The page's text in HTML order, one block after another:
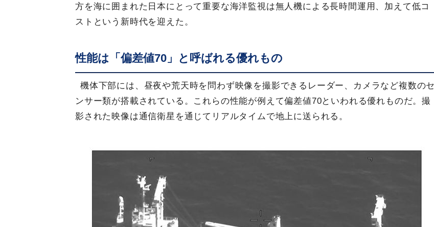
方を海に囲まれた日本にとって重要な海洋監視は無人機による長時間運用、加えて低コ
ストという新時代を迎えた。
性能は「偏差値70」と呼ばれる優れもの
機体下部には、昼夜や荒天時を問わず映像を撮影できるレーダー、カメラなど複数のセ
ンサー類が搭載されている。これらの性能が例えて偏差値70といわれる優れものだ。撮
影された映像は通信衛星を通じてリアルタイムで地上に送られる。